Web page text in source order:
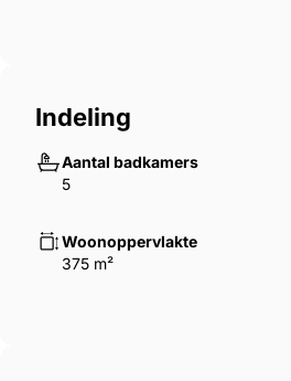
Indeling
Aantal badkamers
5
Woonoppervlakte
375 m²